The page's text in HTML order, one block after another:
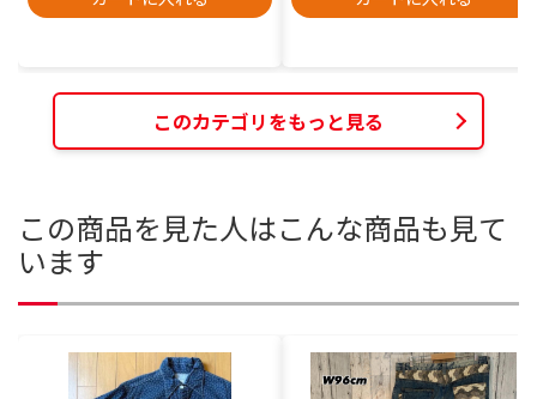
このカテゴリをもっと見る
この商品を見た人はこんな商品も見て
います